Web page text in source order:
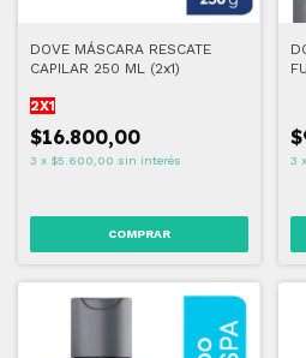
DOVE MÁSCARA RESCATE
CAPILAR 250 ML (2x1)
2X1
$16.800,00
3 x $5.600,00 sin interés 3 x